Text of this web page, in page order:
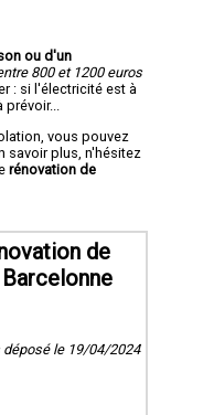
ou d'un
800 et 1200 euros
: si l'électricité est à
vous pouvez
savoir plus, n'hésitez
rénovation de
de
déposé le 19/04/2024